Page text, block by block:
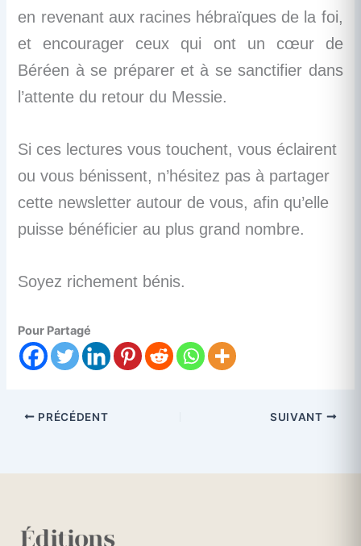
en revenant aux racines hébraïques de la foi,
et encourager ceux qui ont un cœur de
Béréen à se préparer et à se sanctifier dans
l’attente du retour du Messie.
Si ces lectures vous touchent, vous éclairent
ou vous bénissent, n’hésitez pas à partager
cette newsletter autour de vous, afin qu’elle
puisse bénéficier au plus grand nombre.
Soyez richement bénis.
Pour Partagé
PRÉCÉDENT SUIVANT